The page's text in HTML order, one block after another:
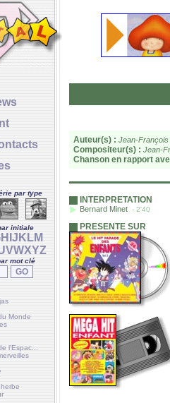
par type
initiale
H J K LM
VWXYZ
mot clé
Monde
l'Espac...
Auteur(s) : Jean-
Compositeur(s) : Jean-
Chanson en rapport
INTERPRETATION
Bernard Minet - 2'40
PRESENTE SUR